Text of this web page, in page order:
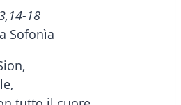
18
Sofonìa